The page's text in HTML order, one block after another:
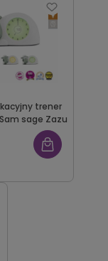
trener
sage Zazu